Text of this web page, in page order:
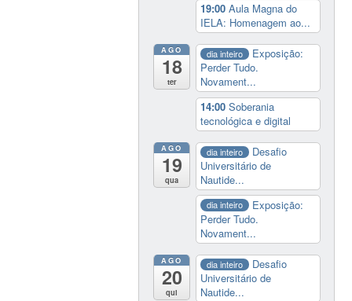
19:00Aula Magna do
IELA: Homenagem ao...
AGO
18
ter
dia inteiro
Exposição:
Perder Tudo.
Novament...
14:00Soberania
tecnológica e digital
AGO
19
qua
dia inteiro
Desafio
Universitário de
Nautide...
dia inteiro
Exposição:
Perder Tudo.
Novament...
AGO
20
qui
dia inteiro
Desafio
Universitário de
Nautide...